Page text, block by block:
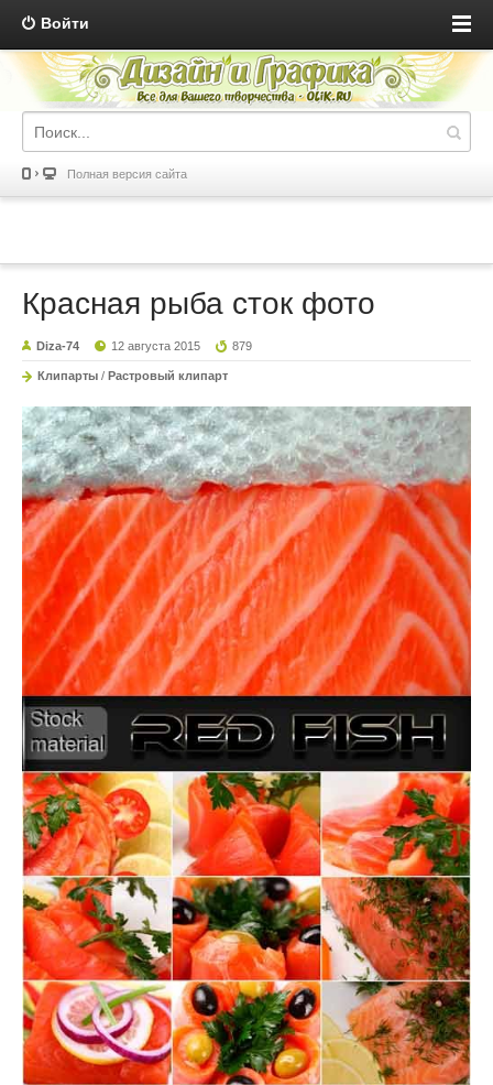
Войти
Полная версия сайта
Красная рыба сток фото
Diza-74 12 августа 2015 879
Клипарты / Растровый клипарт